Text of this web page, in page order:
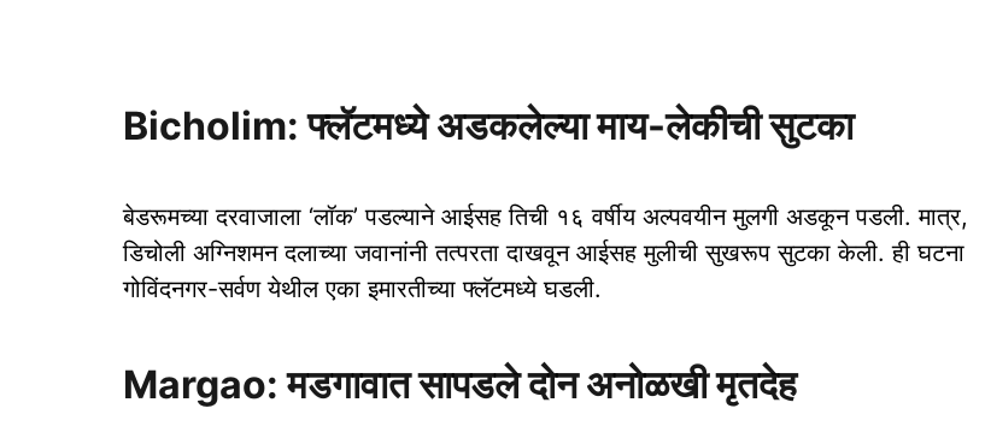
Bicholim: फ्लॅटमध्ये अडकलेल्या माय-लेकीची सुटका
बेडरूमच्या दरवाजाला ‘लॉक’ पडल्याने आईसह तिची १६ वर्षीय अल्पवयीन मुलगी अडकून पडली. मात्र,
डिचोली अग्निशमन दलाच्या जवानांनी तत्परता दाखवून आईसह मुलीची सुखरूप सुटका केली. ही घटना
गोविंदनगर-सर्वण येथील एका इमारतीच्या फ्लॅटमध्ये घडली.
Margao: मडगावात सापडले दोन अनोळखी मृतदेह